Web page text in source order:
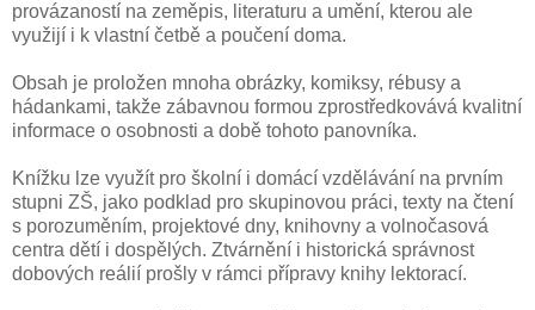
provázaností na zeměpis, literaturu a umění, kterou ale
využijí i k vlastní četbě a poučení doma.
Obsah je proložen mnoha obrázky, komiksy, rébusy a
hádankami, takže zábavnou formou zprostředkovává kvalitní
informace o osobnosti a době tohoto panovníka.
Knížku lze využít pro školní i domácí vzdělávání na prvním
stupni ZŠ, jako podklad pro skupinovou práci, texty na čtení
s porozuměním, projektové dny, knihovny a volnočasová
centra dětí i dospělých. Ztvárnění i historická správnost
dobových reálií prošly v rámci přípravy knihy lektorací.